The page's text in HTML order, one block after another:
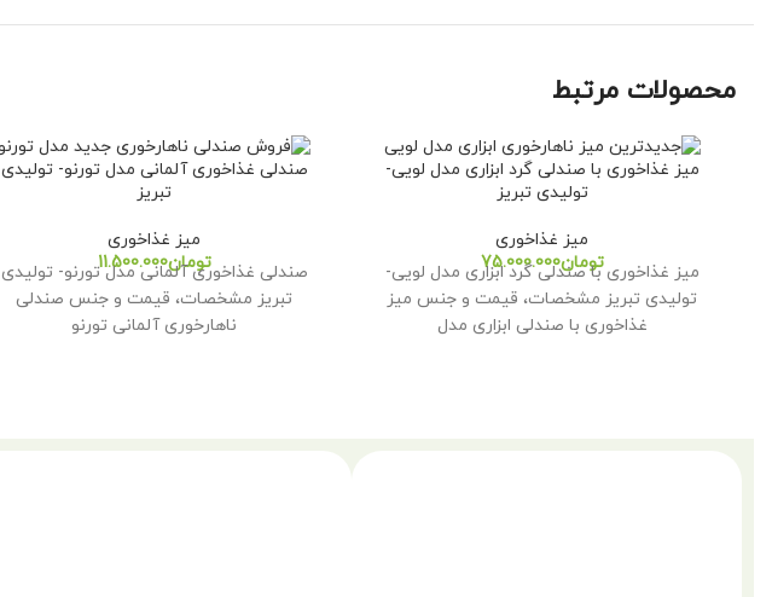
محصولات مرتبط
میز غذاخوری با صندلی گرد ابزاری مدل لویی-
تولیدی تبریز
میز غذاخوری
تومان
میز غذاخوری با صندلی گرد ابزاری مدل لویی-
تولیدی تبریز مشخصات، قیمت و جنس میز
غذاخوری با صندلی ابزاری مدل
صندلی غذاخوری آلمانی مدل تورنو- تولیدی
تبریز
میز غذاخوری
تومان
صندلی غذاخوری آلمانی مدل تورنو- تولیدی
تبریز مشخصات، قیمت و جنس صندلی
ناهارخوری آلمانی تورنو